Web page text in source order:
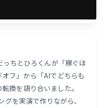
ちとひろくんが「稼ぐほ
フ」から「AIでどちらも
換を語り合いました。
を実演で作りながら、